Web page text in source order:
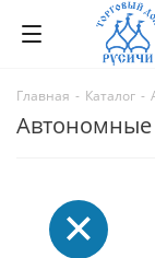
Главная - Каталог -
Автономные